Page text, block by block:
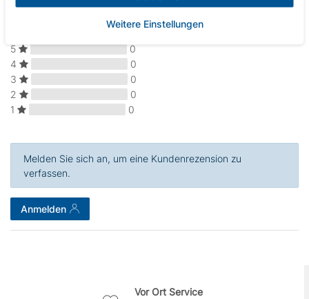
5
0
4
0
3
0
2
0
1
0
Melden Sie sich an, um eine Kundenrezension zu
verfassen.
Anmelden
Vor Ort Service
Weitere Einstellungen